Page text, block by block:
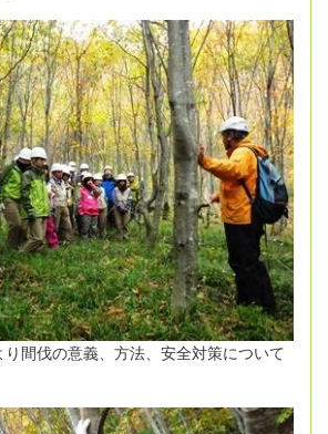
間伐の意義、方法、安全対策について